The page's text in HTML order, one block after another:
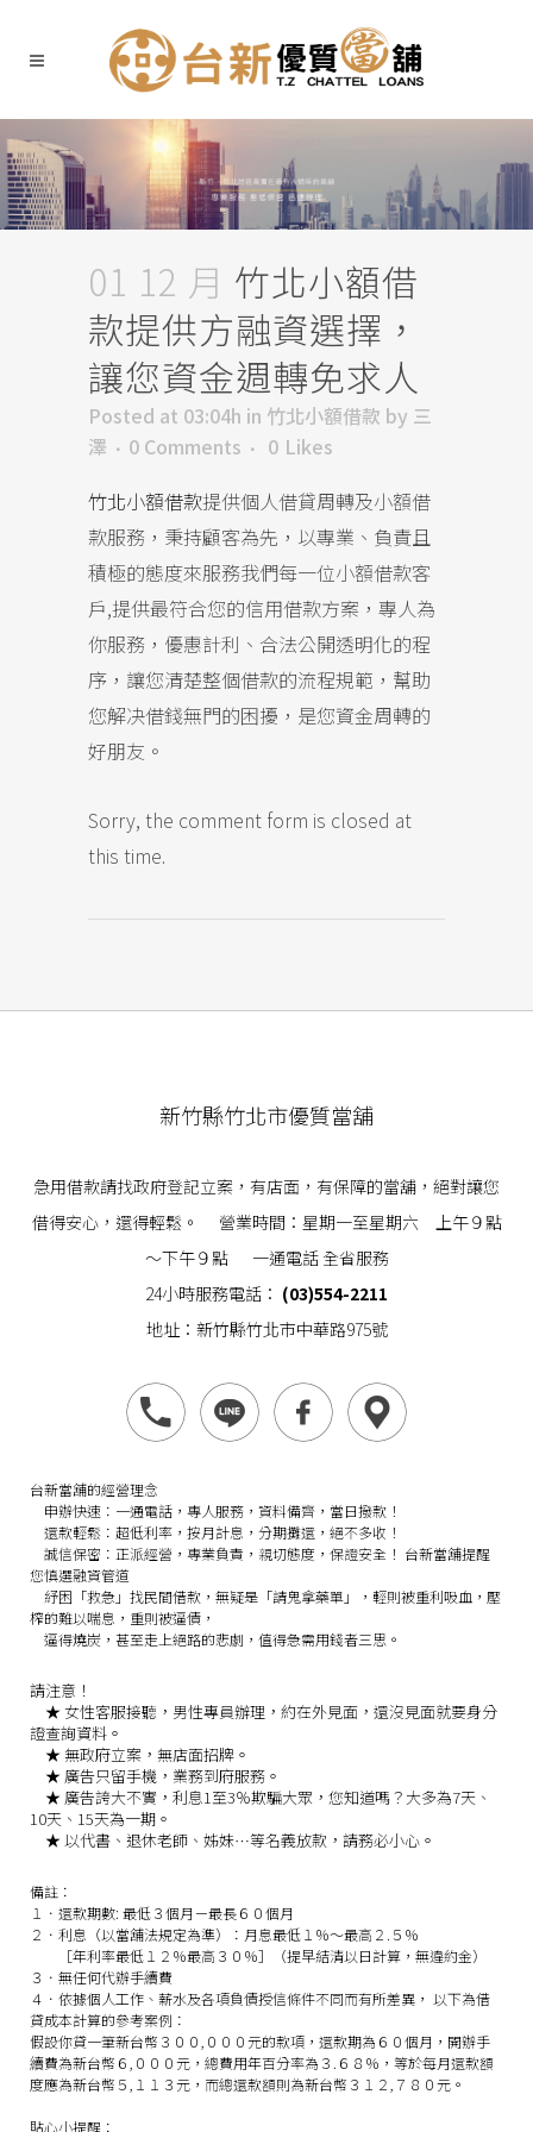
01 12 月 竹北小額借
款提供方融資選擇，
讓您資金週轉免求人
Posted at 03:04h in 竹北小額借款 by 三
澤
0 Comments 0 Likes
竹北小額借款提供個人借貸周轉及小額借
款服務，秉持顧客為先，以專業、負責且
積極的態度來服務我們每一位小額借款客
戶,提供最符合您的信用借款方案，專人為
你服務，優惠計利、合法公開透明化的程
序，讓您清楚整個借款的流程規範，幫助
您解决借錢無門的困擾，是您資金周轉的
好朋友。
Sorry, the comment form is closed at
this time.
新竹縣竹北市優質當舖
急用借款請找政府登記立案，有店面，有保障的當舖，絕對讓您
借得安心，還得輕鬆。 營業時間：星期一至星期六 上午９點
～下午９點 一通電話 全省服務
24小時服務電話： (03)554-2211
地址：新竹縣竹北市中華路975號
台新當舖的經營理念
申辦快速： 一通電話，專人服務，資料備齊，當日撥款！
還款輕鬆： 超低利率，按月計息，分期攤還，絕不多收！
誠信保密： 正派經營，專業負責，親切態度，保證安全！ 台新當舖提醒
您慎選融資管道
紓困「救急」找民間借款，無疑是「請鬼拿藥單」，輕則被重利吸血，壓
榨的難以喘息，重則被逼債，
逼得燒炭，甚至走上絕路的悲劇，值得急需用錢者三思。
請注意！
★女性客服接聽，男性專員辦理，約在外見面，還沒見面就要身分
證查詢資料。
★無政府立案，無店面招牌。
★ 廣告只留手機，業務到府服務。
★ 廣告誇大不實，利息1至3％欺騙大眾，您知道嗎？大多為7天、
10天、15天為一期。
★以代書、退休老師、姊妹…等名義放款，請務必小心。
備註：
１．還款期數: 最低３個月－最長６０個月
２．利息（以當舖法規定為準）：月息最低１％～最高２.５％
［年利率最低１２％最高３０％］（提早結清以日計算，無違約金）
３．無任何代辦手續費
４．依據個人工作、薪水及各項負債授信條件不同而有所差異， 以下為借
貸成本計算的參考案例：
假設你貸一筆新台幣３００,０００元的款項，還款期為６０個月，開辦手
續費為新台幣６,０００元，總費用年百分率為３.６８％，等於每月還款額
度應為新台幣５,１１３元，而總還款額則為新台幣３１２,７８０元。
貼心小提醒：